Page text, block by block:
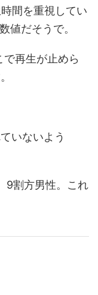
間を重視してい
値だそうで。
再生が止めら
いないよう
9割方男性。これ